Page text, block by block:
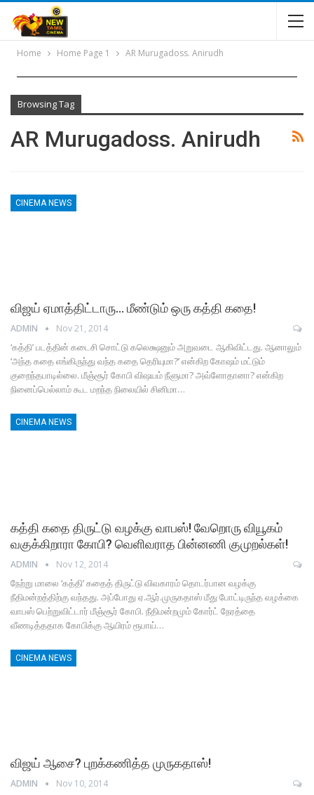
Home Home Page 1 AR Murugadoss. Anirudh
Browsing Tag
AR Murugadoss. Anirudh
CINEMA NEWS
விஜய் ஏமாத்திட்டாரு… மீண்டும் ஒரு கத்தி கதை!
ADMIN Nov 21, 2014
‘கத்தி’ படத்தின் கடைசி சொட்டு கலெக்ஷனும் அறுவடை ஆகிவிட்டது. ஆனாலும்
‘அந்த கதை எங்கிருந்து வந்த கதை தெரியுமா?’ என்கிற கோஷம் மட்டும்
குறைந்தபாடில்லை. மீஞ்சூர் கோபி விஷயம் நீளுமா? அவ்ளோதானா? என்கிற
நினைப்பெல்லாம் கூட மறந்த நிலையில் சினிமா…
CINEMA NEWS
கத்தி கதை திருட்டு வழக்கு வாபஸ்! வேறொரு வியூகம்
வகுக்கிறாரா கோபி? வெளிவராத பின்னணி குமுறல்கள்!
ADMIN Nov 12, 2014
நேற்று மாலை ‘கத்தி’ கதைத் திருட்டு விவகாரம் தொடர்பான வழக்கு
நீதிமன்றத்திற்கு வந்தது. அப்போது ஏ.ஆர்.முருகதாஸ் மீது போட்டிருந்த வழக்கை
வாபஸ் பெற்றுவிட்டார் மீஞ்சூர் கோபி. நீதிமன்றமும் கோர்ட் நேரத்தை
வீணடித்ததாக கோபிக்கு ஆயிரம் ரூபாய்…
CINEMA NEWS
விஜய் ஆசை? புறக்கணித்த முருகதாஸ்!
ADMIN Nov 10, 2014